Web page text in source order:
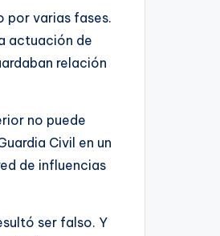
por varias fases.
actuación de
relación
no puede
Civil en un
de influencias
ser falso. Y